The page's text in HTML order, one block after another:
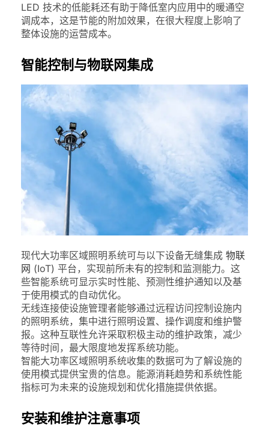
LED 技术的低能耗还有助于降低室内应用中的暖通空
调成本，这是节能的附加效果，在很大程度上影响了
整体设施的运营成本。
智能控制与物联网集成
现代大功率区域照明系统可与以下设备无缝集成 物联
网 (IoT) 平台，实现前所未有的控制和监测能力。这
些智能系统可显示实时性能、预测性维护通知以及基
于使用模式的自动优化。
无线连接使设施管理者能够通过远程访问控制设施内
的照明系统，集中进行照明设置、操作调度和维护警
报。这种互联性允许采取积极主动的维护政策，减少
等待时间，最大限度地发挥系统功能。
智能大功率区域照明系统收集的数据可为了解设施的
使用模式提供宝贵的信息。能源消耗趋势和系统性能
指标可为未来的设施规划和优化措施提供依据。
安装和维护注意事项